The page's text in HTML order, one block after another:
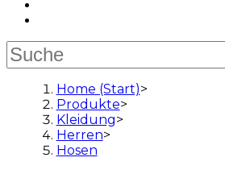
Home (Start)>
Produkte>
Kleidung>
Herren>
Hosen